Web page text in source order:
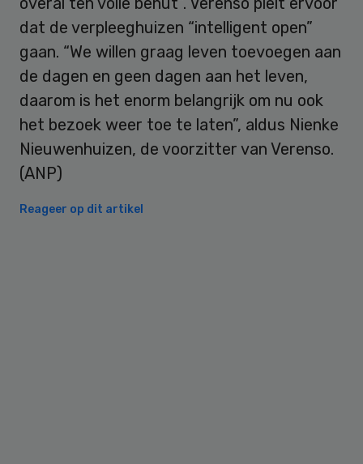
dat de verpleeghuizen “intelligent open”
gaan. “We willen graag leven toevoegen aan
de dagen en geen dagen aan het leven,
daarom is het enorm belangrijk om nu ook
het bezoek weer toe te laten”, aldus Nienke
Nieuwenhuizen, de voorzitter van Verenso.
(ANP)
Reageer op dit artikel